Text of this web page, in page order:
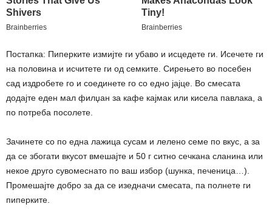
Постапка: Пиперките измијте ги убаво и исцедете ги. Исечете ги
на половина и исчитете ги од семките. Сирењето во посебен
сад издробете го и соединете го со едно јајце. Во смесата
додајте еден мал филџан за кафе кајмак или кисела павлака, а
по потреба посолете.
Зачинете со по една лажица сусам и лелено семе по вкус, а за
да се збогати вкусот вмешајте и 50 г ситно сечкана сланина или
некое друго сувомеснато по ваш избор (шунка, печеница…).
Промешајте добро за да се изедначи смесата, па полнете ги
пиперките.